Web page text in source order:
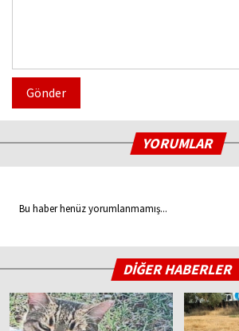
Gönder
YORUMLAR
Bu haber henüz yorumlanmamış...
DİĞER HABERLER